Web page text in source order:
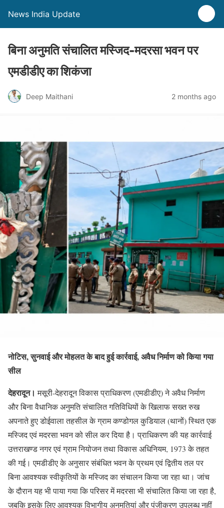
News India Update
बिना अनुमति संचालित मस्जिद-मदरसा भवन पर
एमडीडीए का शिकंजा
Deep Maithani 2 months ago
नोटिस, सुनवाई और मोहलत के बाद हुई कार्रवाई, अवैध निर्माण को किया गया
सील
देहरादून। मसूरी-देहरादून विकास प्राधिकरण (एमडीडीए) ने अवैध निर्माण
और बिना वैधानिक अनुमति संचालित गतिविधियों के खिलाफ सख्त रुख
अपनाते हुए डोईवाला तहसील के ग्राम कण्डोगल कुडियाल (थानों) स्थित एक
मस्जिद एवं मदरसा भवन को सील कर दिया है। प्राधिकरण की यह कार्रवाई
उत्तराखण्ड नगर एवं ग्राम नियोजन तथा विकास अधिनियम, 1973 के तहत
की गई। एमडीडीए के अनुसार संबंधित भवन के प्रथम एवं द्वितीय तल पर
बिना आवश्यक स्वीकृतियों के मस्जिद का संचालन किया जा रहा था। जांच
के दौरान यह भी पाया गया कि परिसर में मदरसा भी संचालित किया जा रहा है,
जबकि इसके लिए आवश्यक विभागीय अनुमतियां और पंजीकरण उपलब्ध नहीं